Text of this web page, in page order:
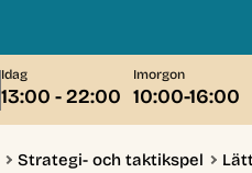
Idag
13:00 - 22:00
Imorgon
10:00-16:00
Strategi- och taktikspel